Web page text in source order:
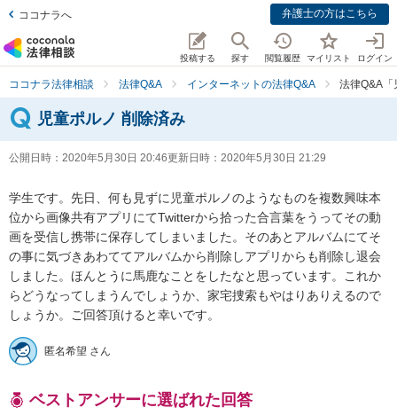
ココナラへ 弁護士の方はこちら
投稿する 探す 閲覧履歴 マイリスト ログイン
ココナラ法律相談 法律Q&A インターネットの法律Q&A 法律Q&A「
児童ポルノ 削除済み
公開日時： 2020年5月30日 20:46更新日時： 2020年5月30日 21:29
学生です。先日、何も見ずに児童ポルノのようなものを複数興味本
位から画像共有アプリにてTwitterから拾った合言葉をうってその動
画を受信し携帯に保存してしまいました。そのあとアルバムにてそ
の事に気づきあわててアルバムから削除しアプリからも削除し退会
しました。ほんとうに馬鹿なことをしたなと思っています。これか
らどうなってしまうんでしょうか、家宅捜索もやはりありえるので
しょうか。ご回答頂けると幸いです。
匿名希望 さん
ベストアンサーに選ばれた回答